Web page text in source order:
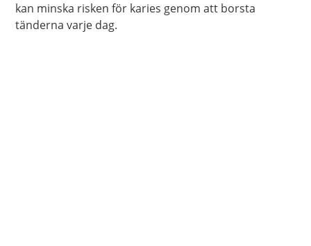
kan minska risken för karies genom att borsta
tänderna varje dag.